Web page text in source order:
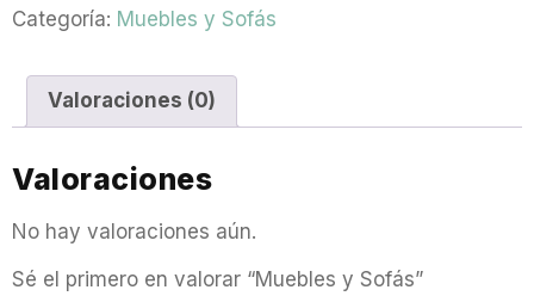
Categoría: Muebles y Sofás
Valoraciones (0)
Valoraciones
No hay valoraciones aún.
Sé el primero en valorar “Muebles y Sofás”